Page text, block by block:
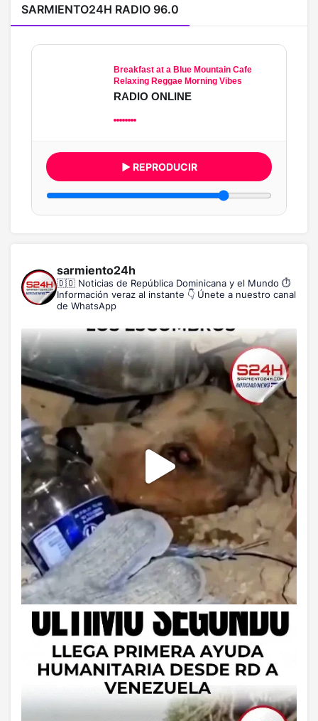
SARMIENTO24H RADIO 96.0
Breakfast at a Blue Mountain Cafe
Relaxing Reggae Morning Vibes
RADIO ONLINE
▶ REPRODUCIR
sarmiento24h
🇩🇴 Noticias de República Dominicana y el Mundo ⏱️
Información veraz al instante 👇 Únete a nuestro canal
de WhatsApp